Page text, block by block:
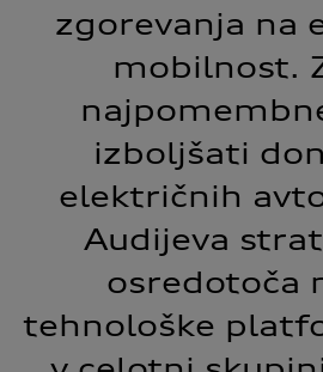
zgorevanja na
mobilnost.
izboljšati
električnih
Audijeva
osredotoča
tehnološke